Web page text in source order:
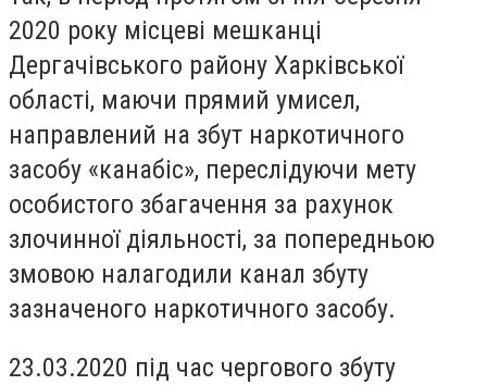
2020 року місцеві мешканці
Дергачівського району Харківської
області, маючи прямий умисел,
направлений на збут наркотичного
засобу «канабіс», переслідуючи мету
особистого збагачення за рахунок
злочинної діяльності, за попередньою
змовою налагодили канал збуту
зазначеного наркотичного засобу.
23.03.2020 під час чергового збуту